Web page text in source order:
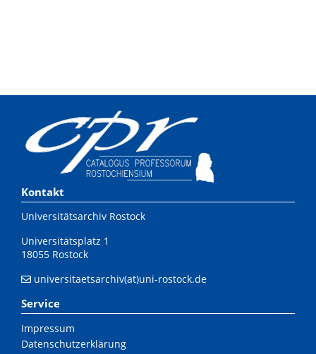
Kontakt
Universitätsarchiv Rostock
Universitätsplatz 1
18055 Rostock
universitaetsarchiv(at)uni-rostock.de
Service
Impressum
Datenschutzerklärung